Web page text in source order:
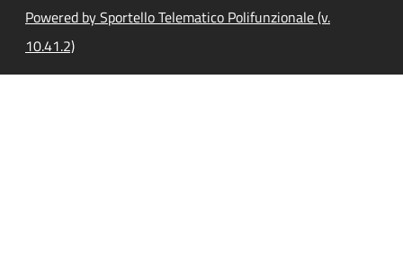
Powered by Sportello Telematico Polifunzionale (v.
10.41.2)